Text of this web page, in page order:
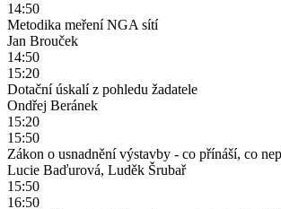
14:50
Metodika meření NGA sítí
Jan Brouček
14:50
15:20
Dotační úskalí z pohledu žadatele
Ondřej Beránek
15:20
15:50
Zákon o usnadnění výstavby - co přínáší, co
Lucie Baďurová, Luděk Šrubař
15:50
16:50